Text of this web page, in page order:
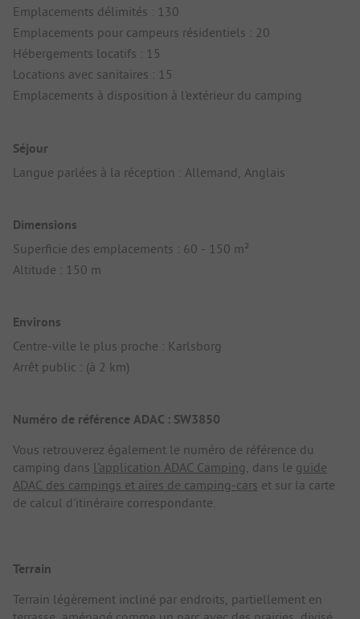
Emplacements délimités : 130
Emplacements pour campeurs résidentiels : 20
Hébergements locatifs : 15
Locations avec sanitaires : 15
Emplacements à disposition à l'extérieur du camping
Séjour
Langue parlées à la réception : Allemand, Anglais
Dimensions
Superficie des emplacements : 60 - 150 m²
Altitude : 150 m
Environs
Centre-ville le plus proche : Karlsborg
Arrêt public : (à 2 km)
Numéro de référence ADAC : SW3850
Vous retrouverez également le numéro de référence du
camping dans l'application ADAC Camping, dans le guide
ADAC des campings et aires de camping-cars et sur la carte
de calcul d'itinéraire correspondante.
Terrain
Terrain légèrement incliné par endroits, partiellement en